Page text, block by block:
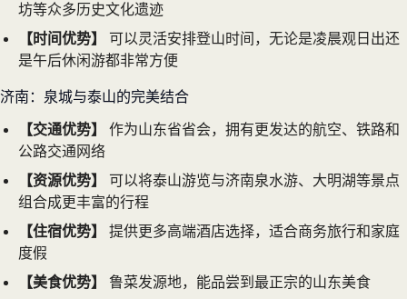
坊等众多历史文化遗迹
【时间优势】
可以灵活安排登山时间，无论是凌晨观日出还
是午后休闲游都非常方便
济南：泉城与泰山的完美结合
【交通优势】
作为山东省省会，拥有更发达的航空、铁路和
公路交通网络
【资源优势】
可以将泰山游览与济南泉水游、大明湖等景点
组合成更丰富的行程
【住宿优势】
提供更多高端酒店选择，适合商务旅行和家庭
度假
【美食优势】
鲁菜发源地，能品尝到最正宗的山东美食